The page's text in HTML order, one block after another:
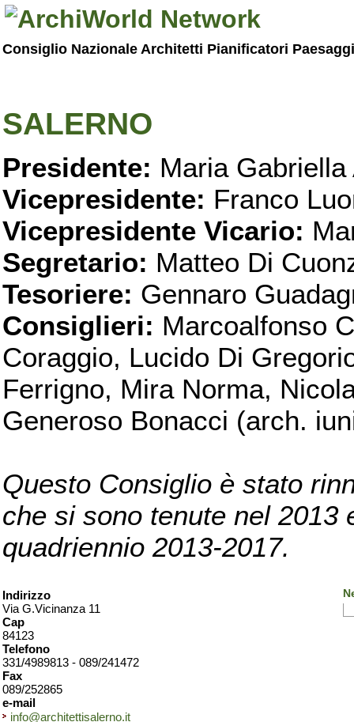
Consiglio Nazionale Architetti Pianificatori
SALERNO
Presidente: Maria Gabriella
Vicepresidente: Franco
Vicepresidente Vicario:
Segretario: Matteo Di
Tesoriere: Gennaro
Consiglieri: Marcoalfonso
Coraggio, Lucido Di
Ferrigno, Mira Norma,
Generoso Bonacci (arch.
Questo Consiglio è stato
che si sono tenute nel 2013
quadriennio 2013-2017.
Indirizzo
Via G.Vicinanza 11
Cap
84123
Telefono
331/4989813 - 089/241472
Fax
089/252865
e-mail
info@architettisalerno.it